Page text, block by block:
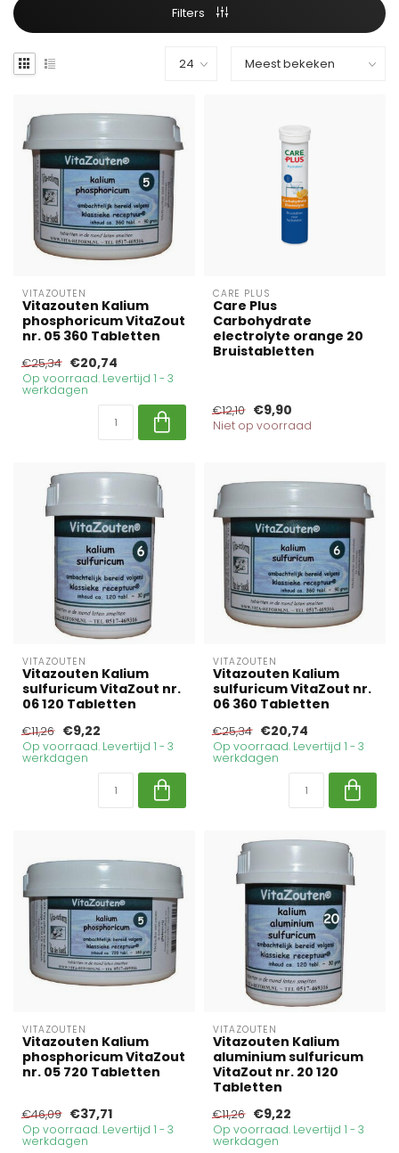
Filters
VITAZOUTEN
Vitazouten Kalium
phosphoricum VitaZout
nr. 05 360 Tabletten
€25,34 €20,74
Op voorraad. Levertijd 1 - 3
werkdagen
CARE PLUS
Care Plus
Carbohydrate
electrolyte orange 20
Bruistabletten
€12,10 €9,90
Niet op voorraad
VITAZOUTEN
Vitazouten Kalium
sulfuricum VitaZout nr.
06 120 Tabletten
€11,26 €9,22
Op voorraad. Levertijd 1 - 3
werkdagen
VITAZOUTEN
Vitazouten Kalium
sulfuricum VitaZout nr.
06 360 Tabletten
€25,34 €20,74
Op voorraad. Levertijd 1 - 3
werkdagen
VITAZOUTEN
Vitazouten Kalium
phosphoricum VitaZout
nr. 05 720 Tabletten
€46,09 €37,71
Op voorraad. Levertijd 1 - 3
werkdagen
VITAZOUTEN
Vitazouten Kalium
aluminium sulfuricum
VitaZout nr. 20 120
Tabletten
€11,26 €9,22
Op voorraad. Levertijd 1 - 3
werkdagen